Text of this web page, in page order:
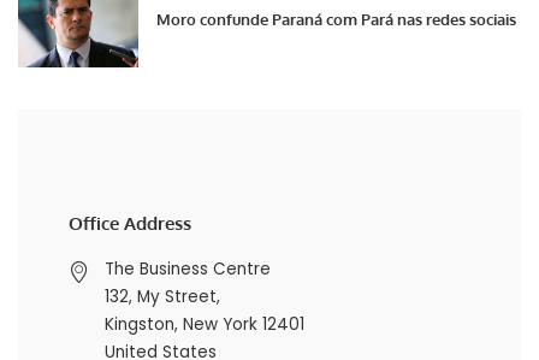
Moro confunde Paraná com Pará nas redes sociais
Office Address
The Business Centre
132, My Street,
Kingston, New York 12401
United States